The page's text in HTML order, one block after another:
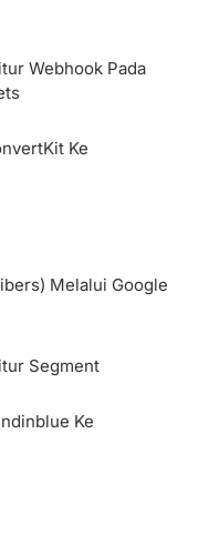
Domain Pada
Sender dan
Webhook Pada
Ke
Melalui Google
Segment
Ke